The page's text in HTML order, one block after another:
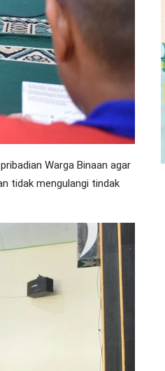
Warga Binaan agar
tidak mengulangi tindak